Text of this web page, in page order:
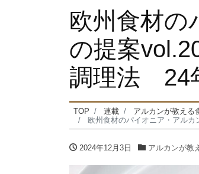
欧州食材の
の提案
調理法 24
TOP 連載
アルカンが教える
欧州食材のパイオニア・アル
2024年12月3日 アルカンが教